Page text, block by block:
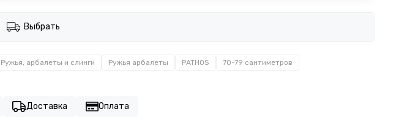
Выбрать
Ружья, арбалеты и слинги Ружья арбалеты PATHOS 70-79 сантиметров
Доставка Оплата